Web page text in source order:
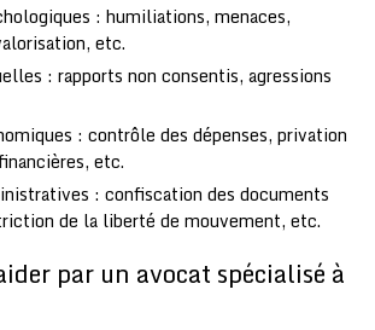
: humiliations, menaces,
etc.
: rapports non consentis, agressions
: contrôle des dépenses, privation
etc.
: confiscation des documents
de la liberté de mouvement, etc.
par un avocat spécialisé à